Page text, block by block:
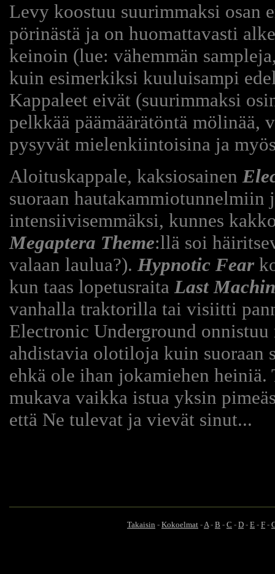
Levy koostuu suurimmaksi osan
pörinästä ja on huomattavasti
keinoin (lue: vähemmän
kuin esimerkiksi kuuluisampi
Kappaleet eivät (suurimmaksi
pelkkää päämäärätöntä mölinää,
pysyvät mielenkiintoisina ja
Aloituskappale, kaksiosainen
suoraan
intensiivisemmäksi, kunnes
Megaptera Theme:llä soi
valaan laulua?). Hypnotic Fear
kun taas lopetusraita Last
vanhalla traktorilla tai visiitti
Electronic Underground
ahdistavia olotiloja kuin
ehkä ole ihan jokamiehen
mukava vaikka istua yksin
että Ne tulevat ja vievät sinut...
Takaisin - Kokoelmat -A- B - C - D - E - F -